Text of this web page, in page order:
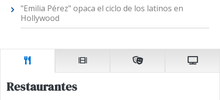
"Emilia Pérez" opaca el ciclo de los latinos en
Hollywood
Restaurantes